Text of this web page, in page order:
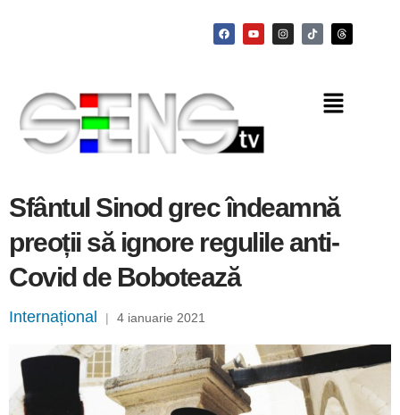
Sfântul Sinod grec îndeamnă
preoții să ignore regulile anti-
Covid de Bobotează
Internațional | 4 ianuarie 2021